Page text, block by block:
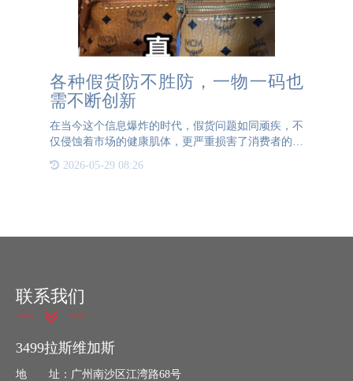
各种假货防不胜防，一物一码也
需不断创新
在当今这个信息爆炸的时代，假货问题如同顽疾，不
仅侵蚀着市场的健康肌体，更严重损害了消费者的权
益与信任。从奢侈品到日常用品，假货无处不在，防
不胜防，成为了社会各界共同面临的严峻挑战。 为
2026-05-29 08:26
联系我们
3499拉斯维加斯
地 址：广州南沙区江湾路68号